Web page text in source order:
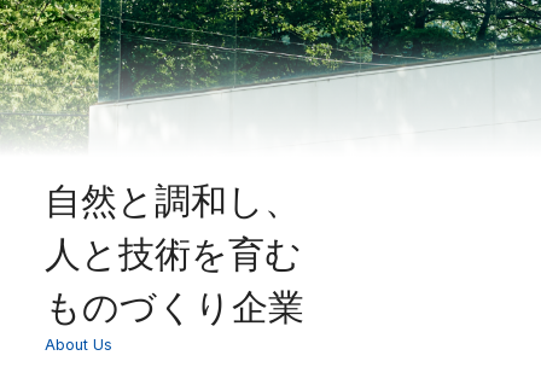
自然と調和し、
人と技術を育む
ものづくり企業
About Us